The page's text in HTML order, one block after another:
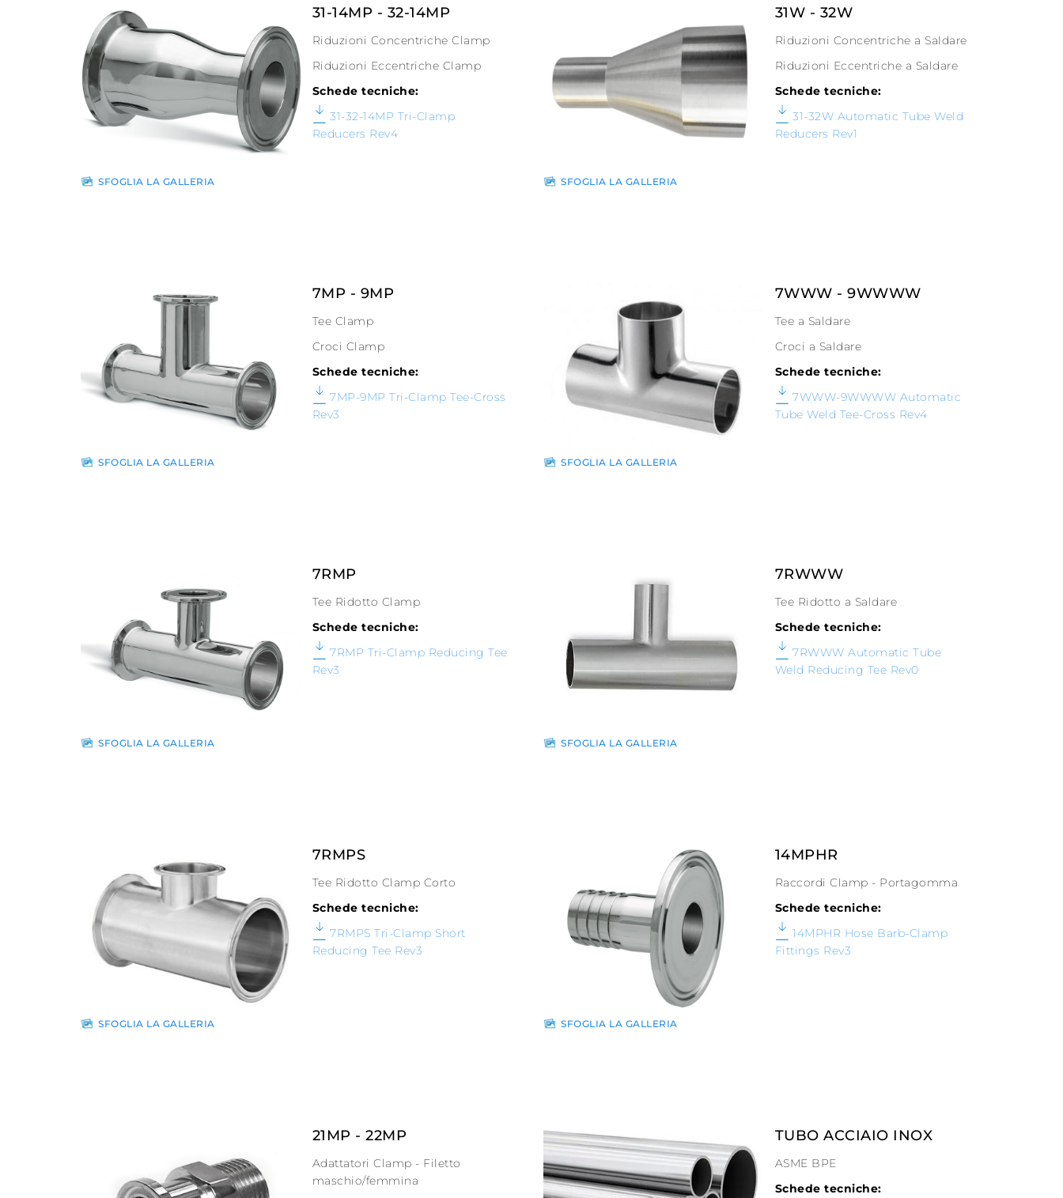
SFOGLIA LA GALLERIA
31-14MP - 32-14MP
Riduzioni Concentriche Clamp
Riduzioni Eccentriche Clamp
Schede tecniche:
31-32-14MP Tri-Clamp
Reducers Rev4
SFOGLIA LA GALLERIA
31W - 32W
Riduzioni Concentriche a Saldare
Riduzioni Eccentriche a Saldare
Schede tecniche:
31-32W Automatic Tube Weld
Reducers Rev1
SFOGLIA LA GALLERIA
7MP - 9MP
Tee Clamp
Croci Clamp
Schede tecniche:
7MP-9MP Tri-Clamp Tee-Cross
Rev3
SFOGLIA LA GALLERIA
7WWW - 9WWWW
Tee a Saldare
Croci a Saldare
Schede tecniche:
7WWW-9WWWW Automatic
Tube Weld Tee-Cross Rev4
SFOGLIA LA GALLERIA
7RMP
Tee Ridotto Clamp
Schede tecniche:
7RMP Tri-Clamp Reducing Tee
Rev3
SFOGLIA LA GALLERIA
7RWWW
Tee Ridotto a Saldare
Schede tecniche:
7RWWW Automatic Tube
Weld Reducing Tee Rev0
SFOGLIA LA GALLERIA
7RMPS
Tee Ridotto Clamp Corto
Schede tecniche:
7RMPS Tri-Clamp Short
Reducing Tee Rev3
SFOGLIA LA GALLERIA
14MPHR
Raccordi Clamp - Portagomma
Schede tecniche:
14MPHR Hose Barb-Clamp
Fittings Rev3
21MP - 22MP
Adattatori Clamp - Filetto
maschio/femmina
TUBO ACCIAIO INOX
ASME BPE
Schede tecniche: